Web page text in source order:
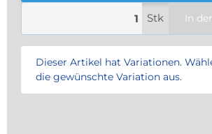
Stk In
x
Dieser Artikel hat Variationen.
die gewünschte Variation aus.